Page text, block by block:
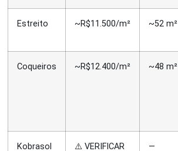
Estreito ~R$11.500/m² ~52 m²
Coqueiros ~R$12.400/m² ~48 m²
Kobrasol ⚠️ VERIFICAR —